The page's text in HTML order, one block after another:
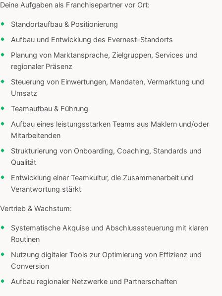
Deine Aufgaben als Franchisepartner vor Ort:
Standortaufbau & Positionierung
Aufbau und Entwicklung des Evernest-Standorts
Planung von Marktansprache, Zielgruppen, Services und
regionaler Präsenz
Steuerung von Einwertungen, Mandaten, Vermarktung und
Umsatz
Teamaufbau & Führung
Aufbau eines leistungsstarken Teams aus Maklern und/oder
Mitarbeitenden
Strukturierung von Onboarding, Coaching, Standards und
Qualität
Entwicklung einer Teamkultur, die Zusammenarbeit und
Verantwortung stärkt
Vertrieb & Wachstum:
Systematische Akquise und Abschlusssteuerung mit klaren
Routinen
Nutzung digitaler Tools zur Optimierung von Effizienz und
Conversion
Aufbau regionaler Netzwerke und Partnerschaften